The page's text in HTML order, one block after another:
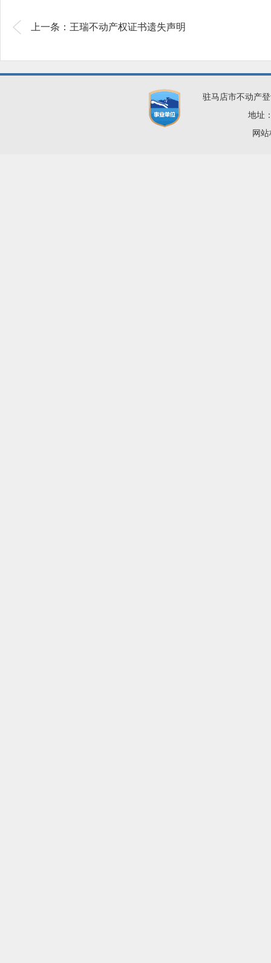
上一条：王瑞不动产权证书遗失声明
驻马店市不动产
地址
网